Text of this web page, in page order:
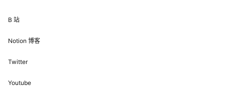
B 站
Notion 博客
Twitter
Youtube